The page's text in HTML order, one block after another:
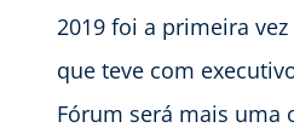
2019 foi a primeira
que teve com
Fórum será mais uma